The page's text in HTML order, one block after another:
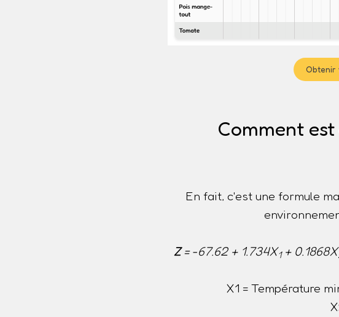
Obtenir
Comment
En fait, c'est une formule
Z= -67.62 + 1.734X1+ 0.1868X
X1 = Température